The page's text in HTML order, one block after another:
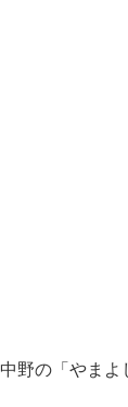
野の「やまよ